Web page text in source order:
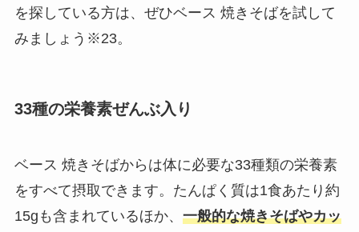
を探している方は、ぜひベース 焼きそばを試して
みましょう※23。
33種の栄養素ぜんぶ入り
ベース 焼きそばからは体に必要な33種類の栄養素
をすべて摂取できます。たんぱく質は1食あたり約
15gも含まれているほか、 一般的な焼きそばやカッ